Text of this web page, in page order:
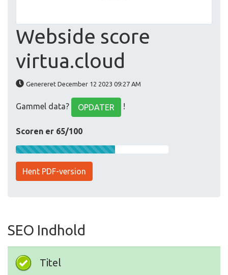
Webside score
virtua.cloud
Genereret December 12 2023 09:27 AM
Gammel data? OPDATER !
Scoren er 65/100
Hent PDF-version
SEO Indhold
Titel